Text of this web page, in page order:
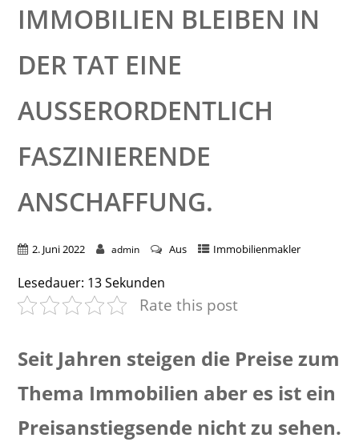
IMMOBILIEN BLEIBEN IN
DER TAT EINE
AUSSERORDENTLICH F
ASZINIERENDE A
NSCHAFFUNG.
2. Juni 2022 admin Aus Immobilienmakler
Lesedauer: 13Sekunden
Rate this post
Seit Jahren steigen die Preise zum
Thema Immobilien aber es ist ein
Preisanstiegsende nicht zu sehen.